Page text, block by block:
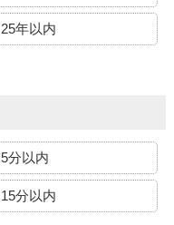
25年以内
5分以内
15分以内